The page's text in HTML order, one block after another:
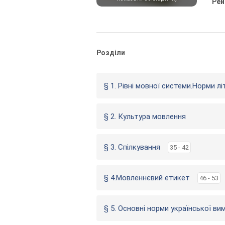
Розділи
§ 1. Рівні мовної системи.Норми
§ 2. Культура мовлення
§ 3. Спілкування 35 - 42
§ 4.Мовленнєвий етикет 46 - 53
§ 5. Основні норми української